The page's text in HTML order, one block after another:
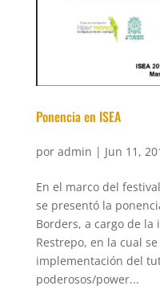
Ponencia en ISEA
por admin | Jun 11,
En el marco del
se presentó la
Borders, a cargo de la
Restrepo, en la cual
implementación del
poderosos/power...